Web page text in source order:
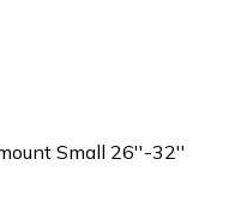
Small 26''-32''